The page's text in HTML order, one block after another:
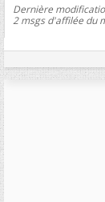
Dernière
2 msgs d'affilée du